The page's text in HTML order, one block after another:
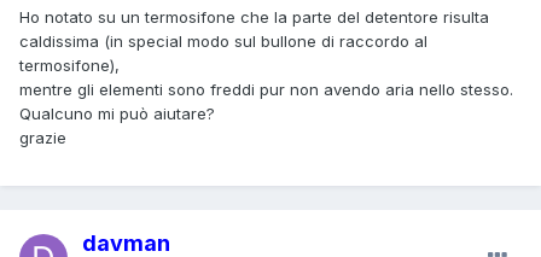
Ho notato su un termosifone che la parte del detentore risulta
caldissima (in special modo sul bullone di raccordo al
termosifone),
mentre gli elementi sono freddi pur non avendo aria nello stesso.
Qualcuno mi può aiutare?
grazie
davman